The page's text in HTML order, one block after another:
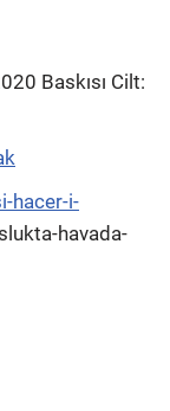
Baskısı Cilt:
hacer-i-
havada-